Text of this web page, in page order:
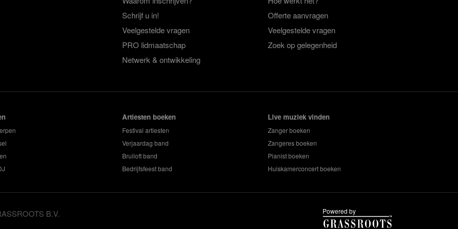
Schrijf u in!
Veelgestelde vragen
PRO lidmaatschap
Netwerk & ontwikkeling
Offerte aanvragen
Veelgestelde vragen
Zoek op gelegenheid
Artiesten boeken
Festival artiesten
Verjaardag band
Bruiloft band
Bedrijfsfeest band
Live muziek vinden
Zanger boeken
Zangeres boeken
Pianist boeken
Huiskamerconcert boeken
B.V.